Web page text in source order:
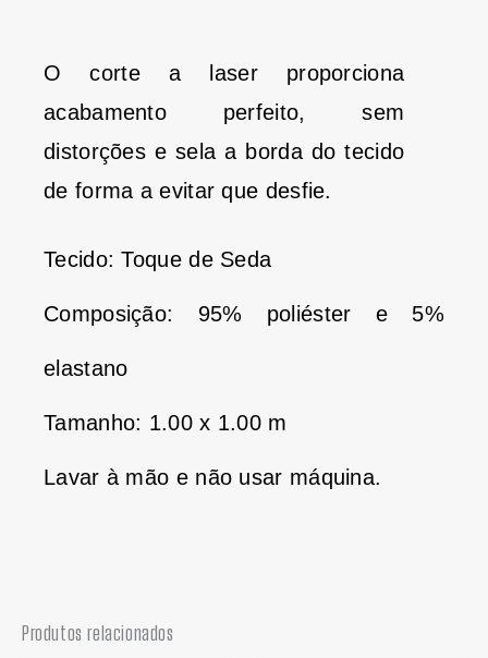
O corte a laser proporciona
acabamento perfeito, sem
distorções e sela a borda do tecido
de forma a evitar que desfie.
Tecido: Toque de Seda
Composição: 95% poliéster e 5%
elastano
Tamanho: 1.00 x 1.00 m
Lavar à mão e não usar máquina.
Produtos relacionados